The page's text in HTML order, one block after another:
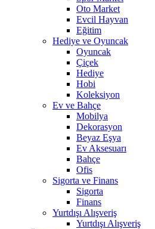
Oto Market
Evcil Hayvan
Eğitim
Hediye ve Oyuncak
Oyuncak
Çiçek
Hediye
Hobi
Koleksiyon
Ev ve Bahçe
Mobilya
Dekorasyon
Beyaz Eşya
Ev Aksesuarı
Bahçe
Ofis
Sigorta ve Finans
Sigorta
Finans
Yurtdışı Alışveriş
Yurtdışı Alışveriş